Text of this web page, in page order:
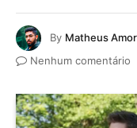
By Matheus
Nenhum comentário